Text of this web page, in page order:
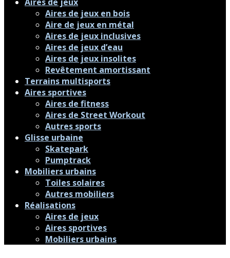
Aires de jeux en bois
Aire de jeux en métal
Aires de jeux inclusives
Aires de jeux d’eau
Aires de jeux insolites
Revêtement amortissant
Terrains multisports
Aires sportives
Aires de fitness
Aires de Street Workout
Autres sports
Glisse urbaine
Skatepark
Pumptrack
Mobiliers urbains
Toiles solaires
Autres mobiliers
Réalisations
Aires de jeux
Aires sportives
Mobiliers urbains